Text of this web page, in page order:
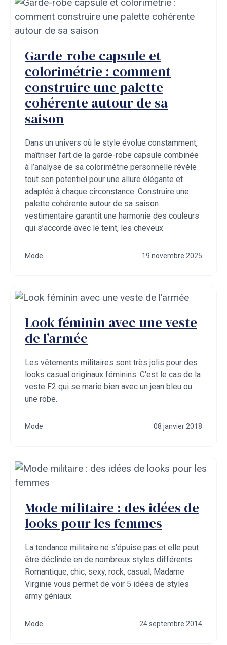
Garde-robe capsule et
colorimétrie : comment
construire une palette
cohérente autour de sa
saison
Dans un univers où le style évolue constamment,
maîtriser l’art de la garde-robe capsule combinée
à l’analyse de sa colorimétrie personnelle révèle
tout son potentiel pour une allure élégante et
adaptée à chaque circonstance. Construire une
palette cohérente autour de sa saison
vestimentaire garantit une harmonie des couleurs
qui s’accorde avec le teint, les cheveux
Mode 19 novembre 2025
Look féminin avec une veste
de l’armée
Les vêtements militaires sont très jolis pour des
looks casual originaux féminins. C'est le cas de la
veste F2 qui se marie bien avec un jean bleu ou
une robe.
Mode 08 janvier 2018
Mode militaire : des idées de
looks pour les femmes
La tendance militaire ne s'épuise pas et elle peut
être déclinée en de nombreux styles différents.
Romantique, chic, sexy, rock, casual, Madame
Virginie vous permet de voir 5 idées de styles
army géniaux.
Mode 24 septembre 2014